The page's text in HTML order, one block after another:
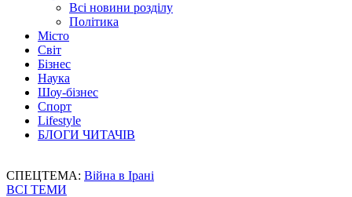
Всі новини розділу
Політика
Місто
Світ
Бізнес
Наука
Шоу-бізнес
Спорт
Lifestyle
БЛОГИ ЧИТАЧІВ
СПЕЦТЕМА: Війна в Ірані
ВСІ ТЕМИ